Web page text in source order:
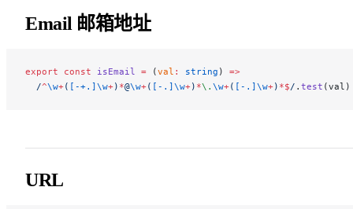
Email 邮箱地址
export const isEmail = (val : string ) =>
  /
^\w+( [-+.]\w+) *@\w+( [-.]\w+) *\. \w+( [-.]\w+) *$/ . test (val)
URL